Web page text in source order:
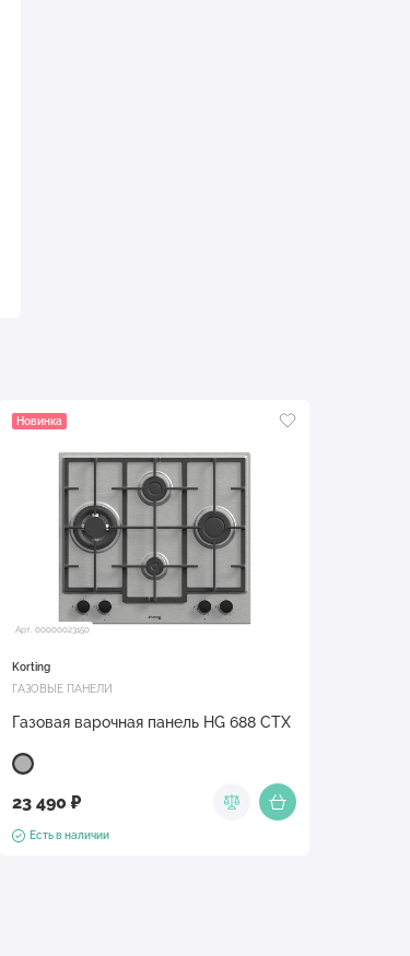
Новинка
Арт. 00000023150
Korting
ГАЗОВЫЕ ПАНЕЛИ
Газовая варочная панель HG 688 CTX
23 490 ₽
Есть в наличии